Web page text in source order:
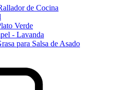
de Cocina
Verde
- Lavanda
para Salsa de Asado